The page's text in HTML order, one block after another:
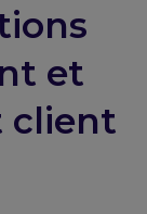
et
client